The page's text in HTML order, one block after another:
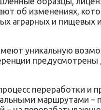
об изменениях,
аграрных и пищевых
уникальную
переработки и
маршрутами –